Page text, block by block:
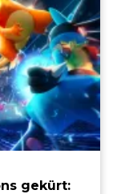
gekürt: